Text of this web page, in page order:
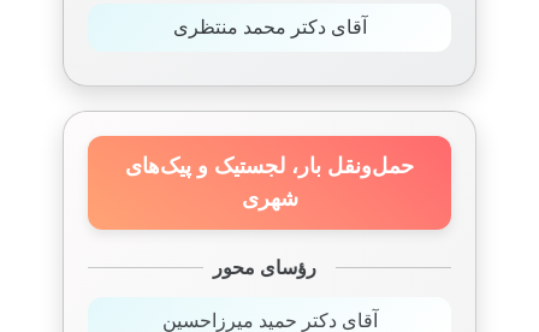
آقای دکتر محمد منتظری
حمل‌ونقل بار، لجستیک و پیک‌های
شهری
رؤسای محور
آقای دکتر حمید میرزاحسین